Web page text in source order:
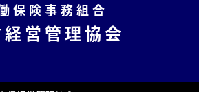
保険事務組合
営管理協会